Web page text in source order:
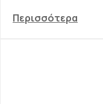
Περισσότερα